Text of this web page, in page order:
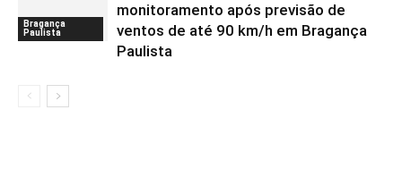
Bragança
Paulista
monitoramento após previsão de
ventos de até 90 km/h em Bragança
Paulista